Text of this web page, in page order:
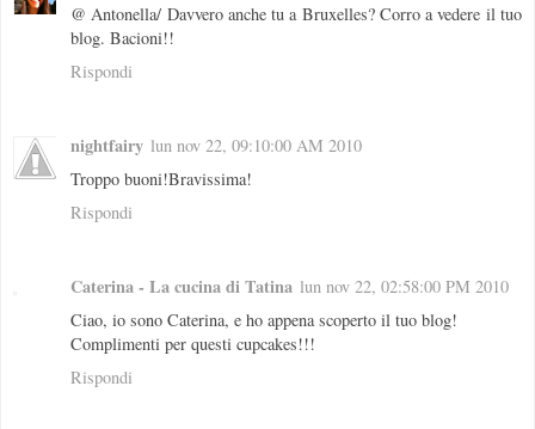
@ Antonella/ Davvero anche tu a Bruxelles? Corro a vedere il tuo
blog. Bacioni!!
Rispondi
nightfairy lun nov 22, 09:10:00 AM 2010
Troppo buoni!Bravissima!
Rispondi
Caterina - La cucina di Tatina lun nov 22, 02:58:00 PM 2010
Ciao, io sono Caterina, e ho appena scoperto il tuo blog!
Complimenti per questi cupcakes!!!
Rispondi